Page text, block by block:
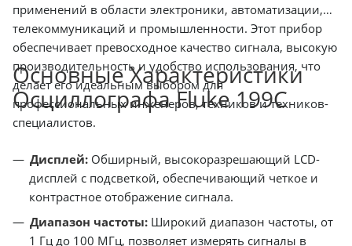
применений в области электроники, автоматизации,
телекоммуникаций и промышленности. Этот прибор
обеспечивает превосходное качество сигнала, высокую
производительность и удобство использования, что
делает его идеальным выбором для
профессиональных инженеров, техников и техников-
специалистов.
Основные Характеристики
Осциллографа Fluke 199C
Дисплей: Обширный, высокоразрешающий LCD-
дисплей с подсветкой, обеспечивающий четкое и
контрастное отображение сигнала.
Диапазон частоты: Широкий диапазон частоты, от
1 Гц до 100 МГц, позволяет измерять сигналы в